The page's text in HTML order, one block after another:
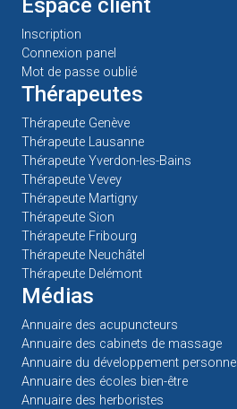
Espace client
Inscription
Connexion panel
Mot de passe oublié
Thérapeutes
Thérapeute Genève
Thérapeute Lausanne
Thérapeute Yverdon-les-Bains
Thérapeute Vevey
Thérapeute Martigny
Thérapeute Sion
Thérapeute Fribourg
Thérapeute Neuchâtel
Thérapeute Delémont
Médias
Annuaire des acupuncteurs
Annuaire des cabinets de massage
Annuaire du développement personnel
Annuaire des écoles bien-être
Annuaire des herboristes